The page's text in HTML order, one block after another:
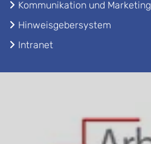
Kommunikation und Marketing
Hinweisgebersystem
Intranet